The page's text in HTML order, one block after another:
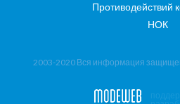
Противодействий
НОК
2003-2020 Вся информация